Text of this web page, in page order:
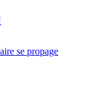
se propage